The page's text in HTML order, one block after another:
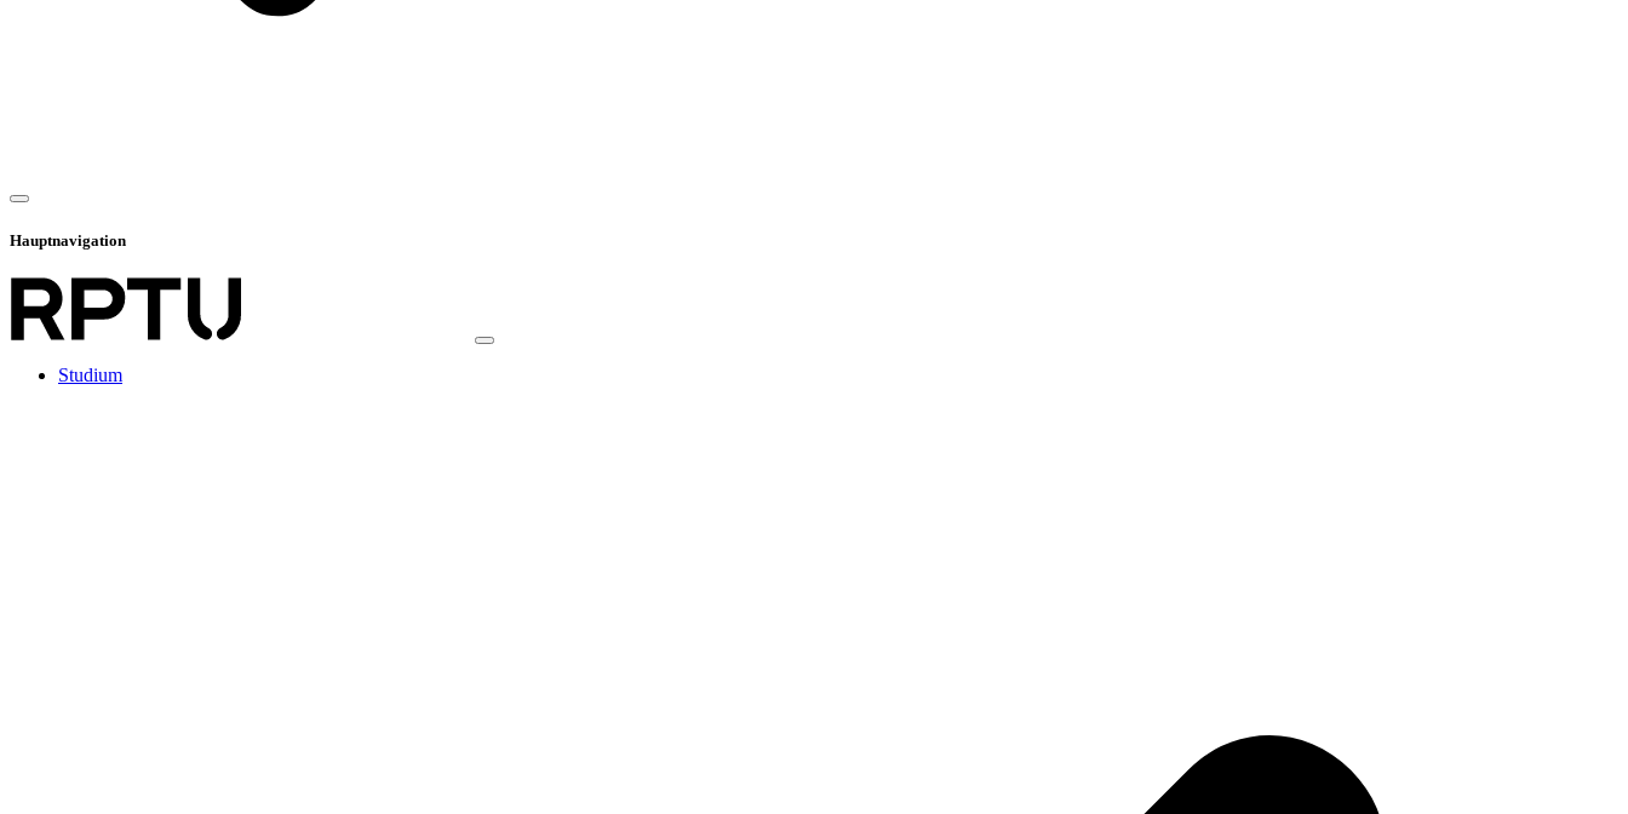
Hauptnavigation
Studium